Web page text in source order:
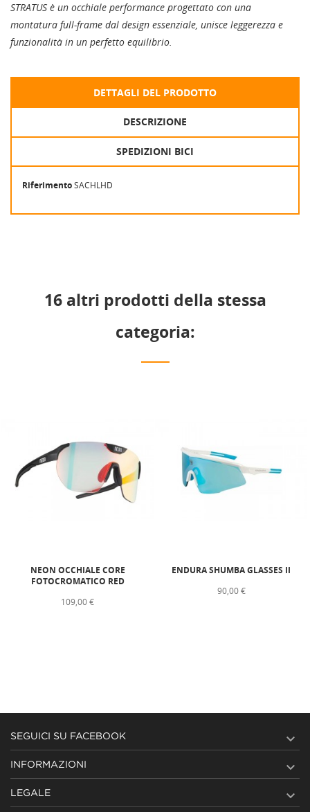
STRATUS è un occhiale performance progettato con una
montatura full-frame dal design essenziale, unisce leggerezza e
funzionalità in un perfetto equilibrio.
DETTAGLI DEL PRODOTTO
DESCRIZIONE
SPEDIZIONI BICI
RiferimentoSACHLHD
16 altri prodotti della stessa
categoria:
NEON OCCHIALE CORE
FOTOCROMATICO RED
109,00 €
ENDURA SHUMBA GLASSES II
90,00 €
SEGUICI SU FACEBOOK 
INFORMAZIONI 
LEGALE 